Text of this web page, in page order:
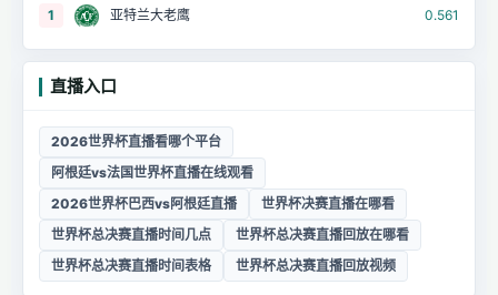
1 亚特兰大老鹰 0.561
直播入口
2026世界杯直播看哪个平台
阿根廷vs法国世界杯直播在线观看
2026世界杯巴西vs阿根廷直播
世界杯决赛直播在哪看
世界杯总决赛直播时间几点
世界杯总决赛直播回放在哪看
世界杯总决赛直播时间表格
世界杯总决赛直播回放视频